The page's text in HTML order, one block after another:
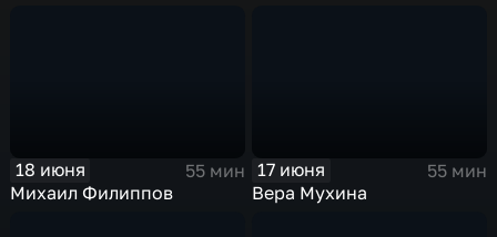
18 июня
55 мин
Михаил Филиппов
17 июня
55 мин
Вера Мухина